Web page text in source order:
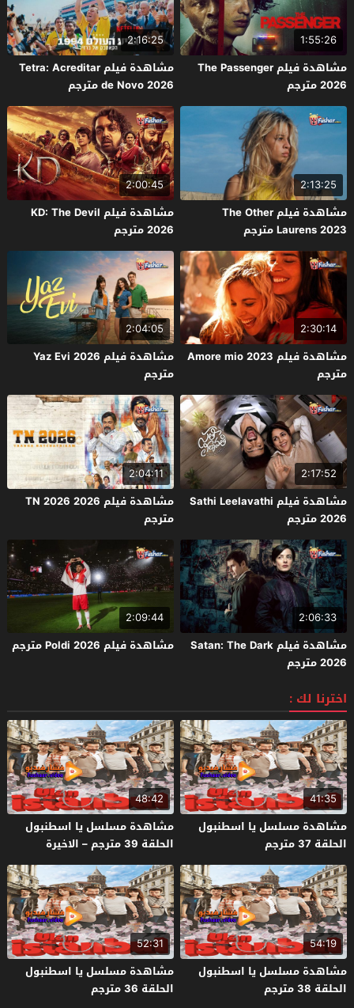
1:55:26
مشاهدة فيلم The Passenger
2026 مترجم
2:16:25
مشاهدة فيلم Tetra: Acreditar
de Novo 2026 مترجم
2:13:25
مشاهدة فيلم The Other
Laurens 2023 مترجم
2:00:45
مشاهدة فيلم KD: The Devil
2026 مترجم
2:30:14
مشاهدة فيلم Amore mio 2023
مترجم
2:04:05
مشاهدة فيلم Yaz Evi 2026
مترجم
2:17:52
مشاهدة فيلم Sathi Leelavathi
2026 مترجم
2:04:11
مشاهدة فيلم TN 2026 2026
مترجم
2:06:33
مشاهدة فيلم Satan: The Dark
2026 مترجم
2:09:44
مشاهدة فيلم Poldi 2026 مترجم
اخترنا لك :
41:35
مشاهدة مسلسل يا اسطنبول
الحلقة 37 مترجم
48:42
مشاهدة مسلسل يا اسطنبول
الحلقة 39 مترجم – الاخيرة
54:19
مشاهدة مسلسل يا اسطنبول
الحلقة 38 مترجم
52:31
مشاهدة مسلسل يا اسطنبول
الحلقة 36 مترجم